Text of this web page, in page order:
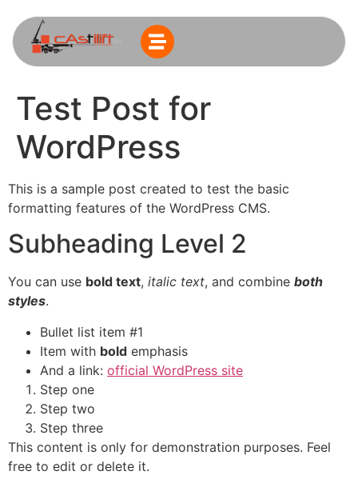
Test Post for
WordPress
This is a sample post created to test the basic
formatting features of the WordPress CMS.
Subheading Level 2
You can use bold text, italic text, and combine both
styles.
Bullet list item #1
Item with bold emphasis
And a link: official WordPress site
Step one
Step two
Step three
This content is only for demonstration purposes. Feel
free to edit or delete it.